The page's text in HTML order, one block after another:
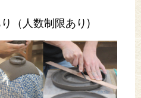
（人数制限あり)